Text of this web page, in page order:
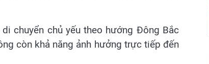
chuyển chủ yếu theo hướng Đông Bắc
còn khả năng ảnh hưởng trực tiếp đến